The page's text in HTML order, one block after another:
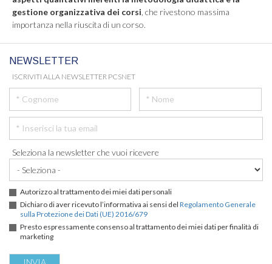
gestione organizzativa dei corsi , che rivestono massima
importanza nella riuscita di un corso.
NEWSLETTER
ISCRIVITI ALLA NEWSLETTER PCSNET
Seleziona la newsletter che vuoi ricevere
Autorizzo al trattamento dei miei dati personali
Dichiaro di aver ricevuto l’informativa ai sensi del Regolamento Generale
sulla Protezione dei Dati (UE) 2016/679
Presto espressamente consenso al trattamento dei miei dati per finalità di
marketing